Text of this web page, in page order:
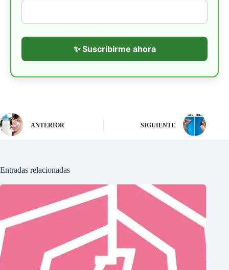
✨ Suscribirme ahora
ANTERIOR SIGUIENTE
Entradas relacionadas